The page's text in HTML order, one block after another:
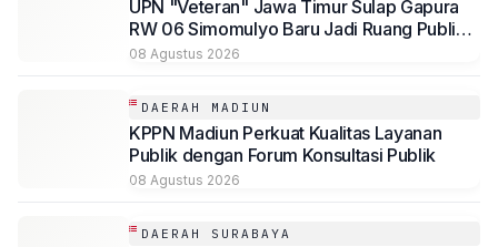
UPN "Veteran" Jawa Timur Sulap Gapura
RW 06 Simomulyo Baru Jadi Ruang Publik
Bernilai Ekonomi
08 Agustus 2026
DAERAH MADIUN
KPPN Madiun Perkuat Kualitas Layanan
Publik dengan Forum Konsultasi Publik
08 Agustus 2026
DAERAH SURABAYA